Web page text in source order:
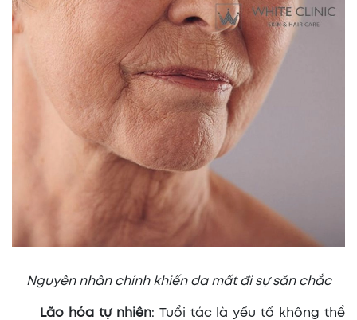
Nguyên nhân chính khiến da mất đi sự săn chắc
Lão hóa tự nhiên: Tuổi tác là yếu tố không thể